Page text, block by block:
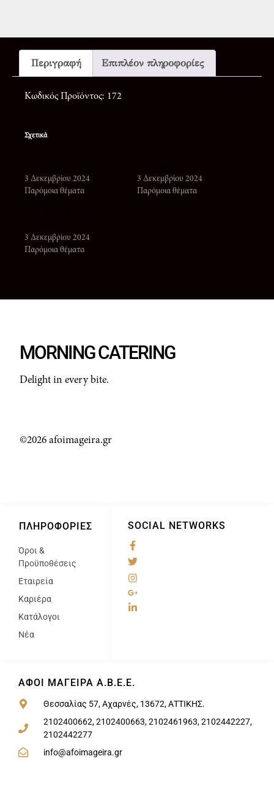
Περιγραφή Επιπλέον πληροφορίες
Κωδικός Προϊόντος: 172
Σχετικά
3 Δεκεμβρίου 2024
Παρόμοια θέματα
3 Δεκεμβρίου 2024
Παρόμοια θέματα
3 Δεκεμβρίου 2024
Παρόμοια θέματα
ΑΦΟΙ ΜΑΓΕΙΡΑ Α.Β.Ε.Ε.
Θεσσαλίας 57, Αχαρνές, 13672, ΑΤΤΙΚΗΣ.
2102400662, 2102400663, 2102461963, 2102442227,
2102442277
info@afoimageira.gr
SOCIAL NETWORKS
ΠΛΗΡΟΦΟΡΊΕΣ
Όροι &
Προϋποθέσεις
Εταιρεία
Καριέρα
Κατάλογοι
Νέα
MORNING CATERING
Delight in every bite.
©2026 afoimageira.gr